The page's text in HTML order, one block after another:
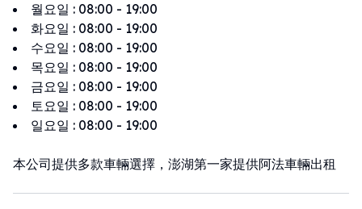
월요일 : 08:00 - 19:00
화요일 : 08:00 - 19:00
수요일 : 08:00 - 19:00
목요일 : 08:00 - 19:00
금요일 : 08:00 - 19:00
토요일 : 08:00 - 19:00
일요일 : 08:00 - 19:00
本公司提供多款車輛選擇，澎湖第一家提供阿法車輛出租